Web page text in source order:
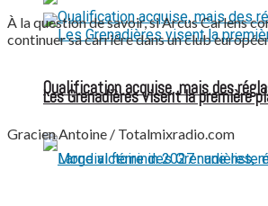
Qualification acquise, mais des
Les Grenadières visent la première
À la question de savoir, si Arcus Carlens
continuer sa carrière dans un club
Gracien Antoine / Totalmixradio.com